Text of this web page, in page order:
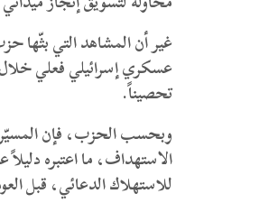
غير أن المشاهد التي بثّها
عسكري إسرائيلي فعلي خلال
تحصيناً.
وبحسب الحزب، فإن
الاستهداف، ما اعتبره
للاستهلاك الدعائي، قبل